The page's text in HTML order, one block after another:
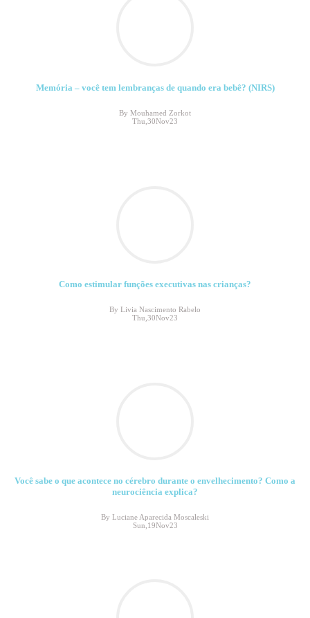
Memória – você tem lembranças de quando era bebê? (NIRS)
By Mouhamed Zorkot
Thu,30Nov23
Como estimular funções executivas nas crianças?
By Livia Nascimento Rabelo
Thu,30Nov23
Você sabe o que acontece no cérebro durante o envelhecimento? Como a
neurociência explica?
By Luciane Aparecida Moscaleski
Sun,19Nov23